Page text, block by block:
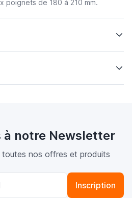
poignets de 180 à 210 mm.
notre Newsletter
nos offres et produits
Adresse email
Inscription